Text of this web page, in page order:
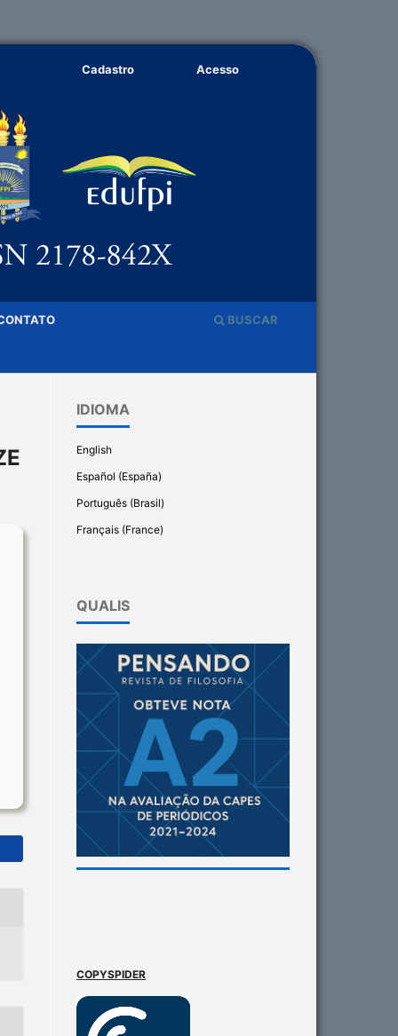
BUSCAR
Cadastro Acesso
IDIOMA
English
Español (España)
Português (Brasil)
Français (France)
QUALIS
COPYSPIDER